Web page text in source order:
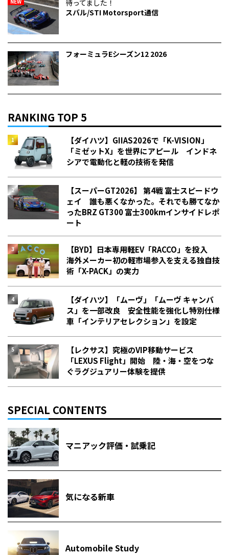
待ってました！
スバル/STI Motorsport通信
フォーミュラEシーズン12 2026
RANKING TOP 5
【ダイハツ】GIIAS2026で「K-VISION」
「ミゼットX」を世界にアピール インドネ
シアで電動化と軽の技術を発信
【スーパーGT2026】 第4戦 富士スピードウ
ェイ 誰も悪くなかった。それでも勝てなか
った――BRZ GT300 富士300kmインサイドレポ
ート
【BYD】日本専用軽EV「RACCO」を投入
海外メーカー初の軽市場参入を支える独自技
術「X-PACK」の実力
【ダイハツ】「ムーヴ」「ムーヴ キャンバ
ス」を一部改良 安全性能を強化し特別仕様
車「インテリアセレクション」を設定
【レクサス】究極のVIP移動サービス
「LEXUS Flight」開始 陸・海・空をつな
ぐラグジュアリー体験を提供
SPECIAL CONTENTS
マニアック評価・試乗記
気になる新車
Automobile Study